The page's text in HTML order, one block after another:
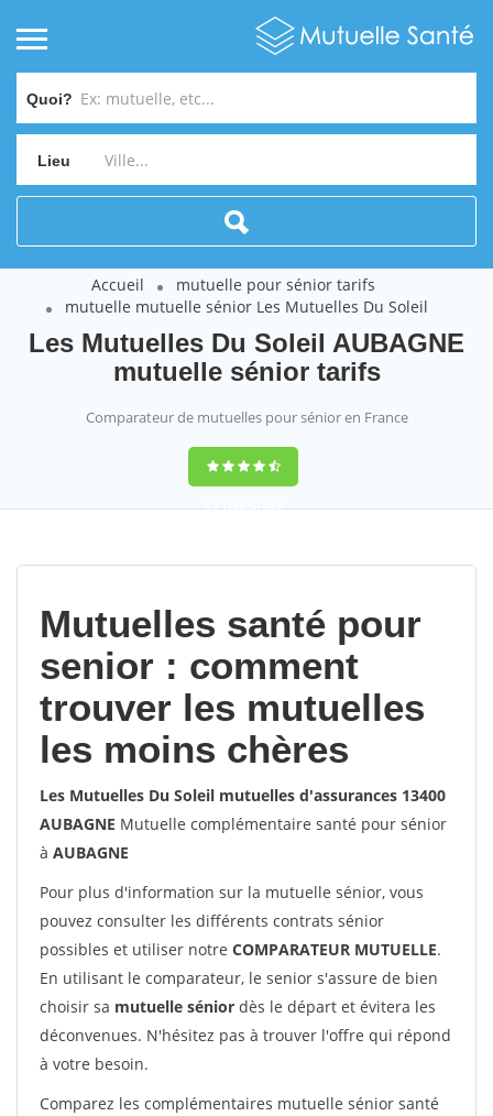
Quoi?
Lieu
Accueil
mutuelle pour sénior tarifs
mutuelle mutuelle sénior Les Mutuelles Du Soleil
Les Mutuelles Du Soleil AUBAGNE
mutuelle sénior tarifs
Comparateur de mutuelles pour sénior en France
9,2(100%)452
Mutuelles santé pour
senior : comment
trouver les mutuelles
les moins chères
Les Mutuelles Du Soleil mutuelles d'assurances 13400
AUBAGNE Mutuelle complémentaire santé pour sénior
à AUBAGNE
Pour plus d'information sur la mutuelle sénior, vous
pouvez consulter les différents contrats sénior
possibles et utiliser notre COMPARATEUR MUTUELLE.
En utilisant le comparateur, le senior s'assure de bien
choisir sa mutuelle sénior dès le départ et évitera les
déconvenues. N'hésitez pas à trouver l'offre qui répond
à votre besoin.
Comparez les complémentaires mutuelle sénior santé